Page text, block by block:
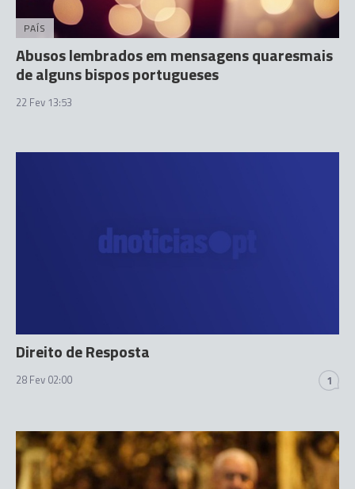
PAÍS
Abusos lembrados em mensagens quaresmais
de alguns bispos portugueses
22 Fev 13:53
Direito de Resposta
28 Fev 02:00 1